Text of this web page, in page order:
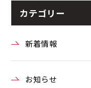
カテゴリー
新着情報
お知らせ